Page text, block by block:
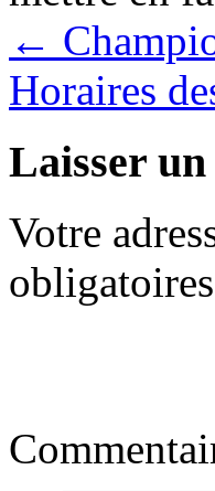
←
Horaires
Laisser
Votre